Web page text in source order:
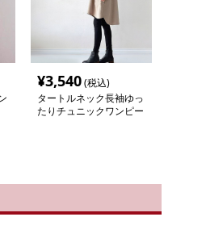
¥3,540(税込)
タートルネック長袖ゆっ
たりチュニックワンピー